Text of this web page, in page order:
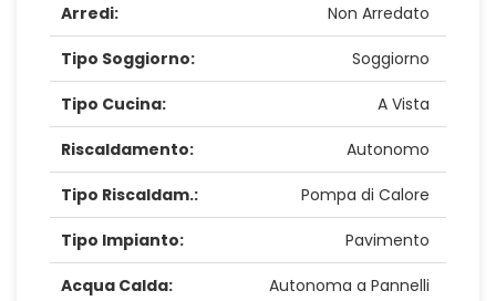
Arredi: Non Arredato
Tipo Soggiorno: Soggiorno
Tipo Cucina: A Vista
Riscaldamento: Autonomo
Tipo Riscaldam.: Pompa di Calore
Tipo Impianto: Pavimento
Acqua Calda: Autonoma a Pannelli